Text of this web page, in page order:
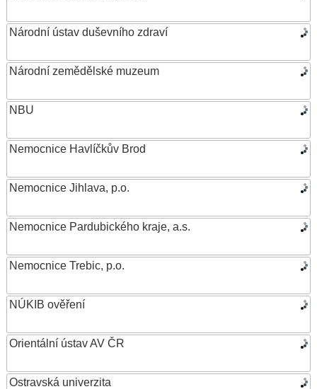
Národní ústav duševního zdraví
Národní zemědělské muzeum
NBU
Nemocnice Havlíčkův Brod
Nemocnice Jihlava, p.o.
Nemocnice Pardubického kraje, a.s.
Nemocnice Trebic, p.o.
NÚKIB ověření
Orientální ústav AV ČR
Ostravská univerzita